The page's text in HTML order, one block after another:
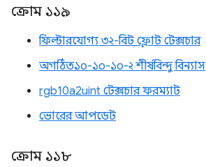
ক্রোম ১১৯
ফিল্টারযোগ্য ৩২-বিট ফ্লোট টেক্সচার
অগঠিত১০-১০-১০-২ শীর্ষবিন্দু বিন্যাস
rgb10a2uint টেক্সচার ফরম্যাট
ভোরের আপডেট
ক্রোম ১১৮